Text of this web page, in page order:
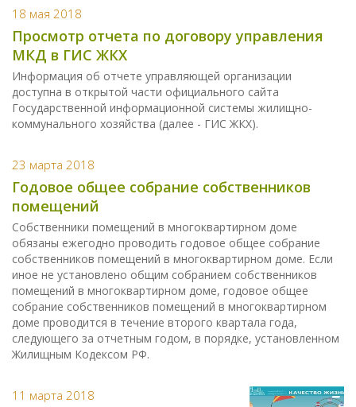
18 мая 2018
Просмотр отчета по договору управления
МКД в ГИС ЖКХ
Информация об отчете управляющей организации
доступна в открытой части официального сайта
Государственной информационной системы жилищно-
коммунального хозяйства (далее - ГИС ЖКХ).
23 марта 2018
Годовое общее собрание собственников
помещений
Собственники помещений в многоквартирном доме
обязаны ежегодно проводить годовое общее собрание
собственников помещений в многоквартирном доме. Если
иное не установлено общим собранием собственников
помещений в многоквартирном доме, годовое общее
собрание собственников помещений в многоквартирном
доме проводится в течение второго квартала года,
следующего за отчетным годом, в порядке, установленном
Жилищным Кодексом РФ.
11 марта 2018